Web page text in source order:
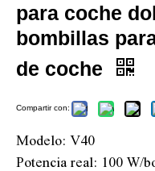
para coche
bombillas
de coche
Compartir con:
Modelo: V40
Potencia real: 100 W/